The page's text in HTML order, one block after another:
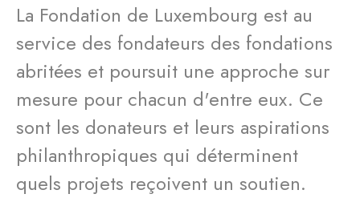
La Fondation de Luxembourg est au
service des fondateurs des fondations
abritées et poursuit une approche sur
mesure pour chacun d'entre eux. Ce
sont les donateurs et leurs aspirations
philanthropiques qui déterminent
quels projets reçoivent un soutien.